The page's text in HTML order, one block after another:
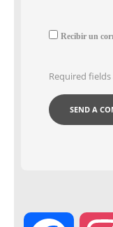
Recibir un
Required